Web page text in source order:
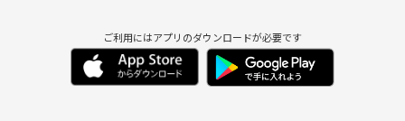
ご利用にはアプリのダウンロードが必要です